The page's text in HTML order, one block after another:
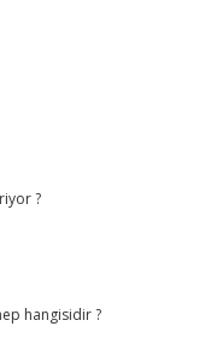
?
hangisidir ?